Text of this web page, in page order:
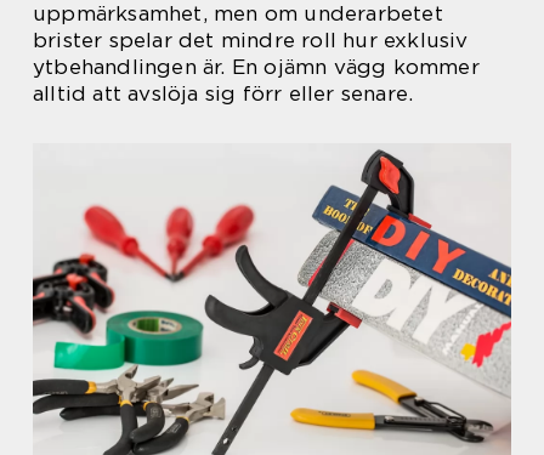
uppmärksamhet, men om underarbetet
brister spelar det mindre roll hur exklusiv
ytbehandlingen är. En ojämn vägg kommer
alltid att avslöja sig förr eller senare.